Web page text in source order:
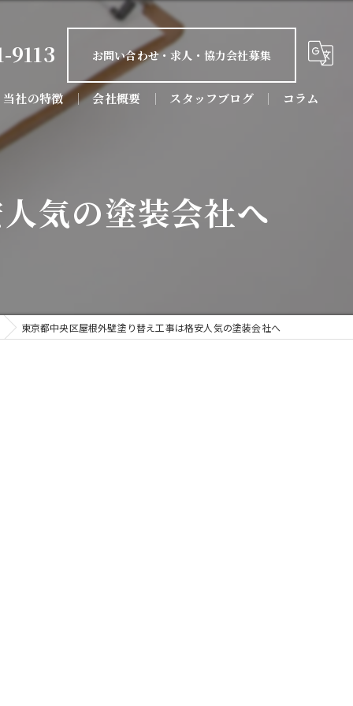
9113 お問い合わせ・求人・協力会社募集
当社の特徴
屋根塗装
屋根工事
会社概要 スタッフブログ コラム
気の塗装会社へ
東京都中央区屋根外壁塗り替え工事は格安人気の塗装会社へ